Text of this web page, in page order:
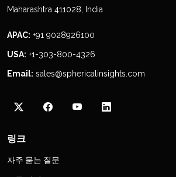
Maharashtra 411028, India
APAC: +91 9028926100
USA: +1-303-800-4326
Email: sales@sphericalinsights.com
링크
자주 묻는 질문